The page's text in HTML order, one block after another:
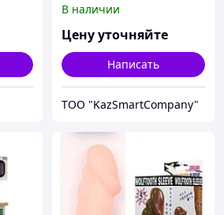
В наличии
Цену уточняйте
Написать
ТОО "KazSmartCompany"